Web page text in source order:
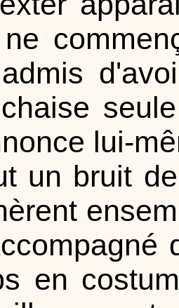
lui-
un bruit
en